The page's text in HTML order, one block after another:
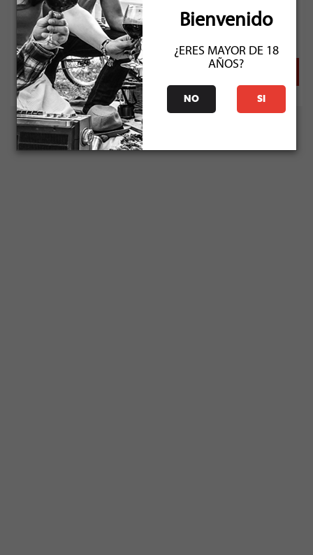
Socio: $5.391
Normal: $5.990
Stock: 50+
Bienvenido
¿ERES MAYOR DE 18
AÑOS?
NO SI